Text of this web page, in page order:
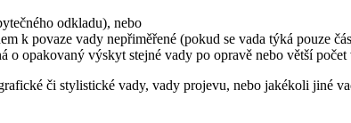
odkladu), nebo
k povaze vady nepřiměřené (pokud se vada týká pouze
o opakovaný výskyt stejné vady po opravě nebo větší počet
či stylistické vady, vady projevu, nebo jakékoli jiné